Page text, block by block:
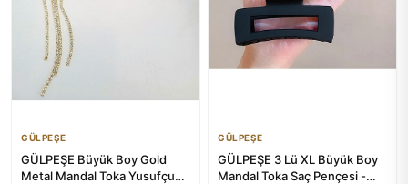
GÜLPEŞE
GÜLPEŞE Büyük Boy Gold
Metal Mandal Toka Yusufçuk
GÜLPEŞE
GÜLPEŞE 3 Lü XL Büyük Boy
Mandal Toka Saç Pençesi -